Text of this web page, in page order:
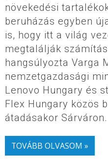
növekedési
beruházás egyben
is, hogy itt a világ
megtalálják
hangsúlyozta Varga
nemzetgazdasági
Lenovo Hungary és
Flex Hungary közös
átadásakor Sárváron.
TOVÁBB OLVASOM »